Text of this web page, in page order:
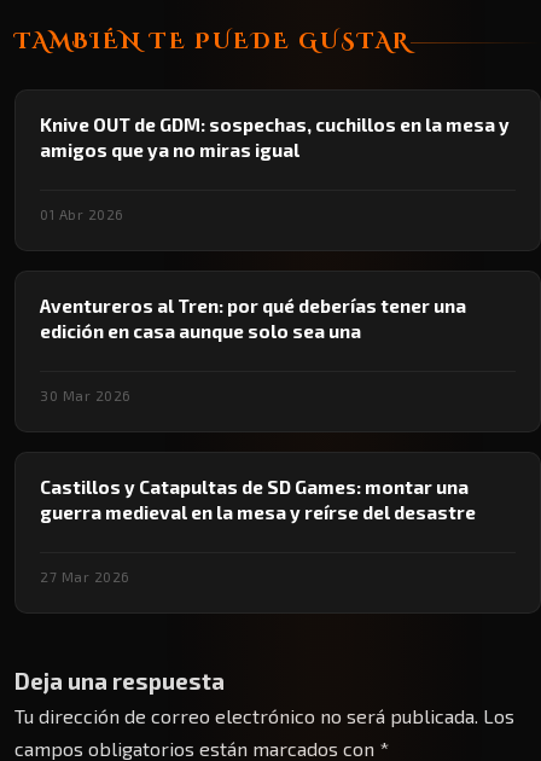
TAMBIÉN TE PUEDE GUSTAR
Knive OUT de GDM: sospechas, cuchillos en la mesa y
amigos que ya no miras igual
01 Abr 2026
Aventureros al Tren: por qué deberías tener una
edición en casa aunque solo sea una
30 Mar 2026
Castillos y Catapultas de SD Games: montar una
guerra medieval en la mesa y reírse del desastre
27 Mar 2026
Deja una respuesta
Tu dirección de correo electrónico no será publicada. Los
campos obligatorios están marcados con *